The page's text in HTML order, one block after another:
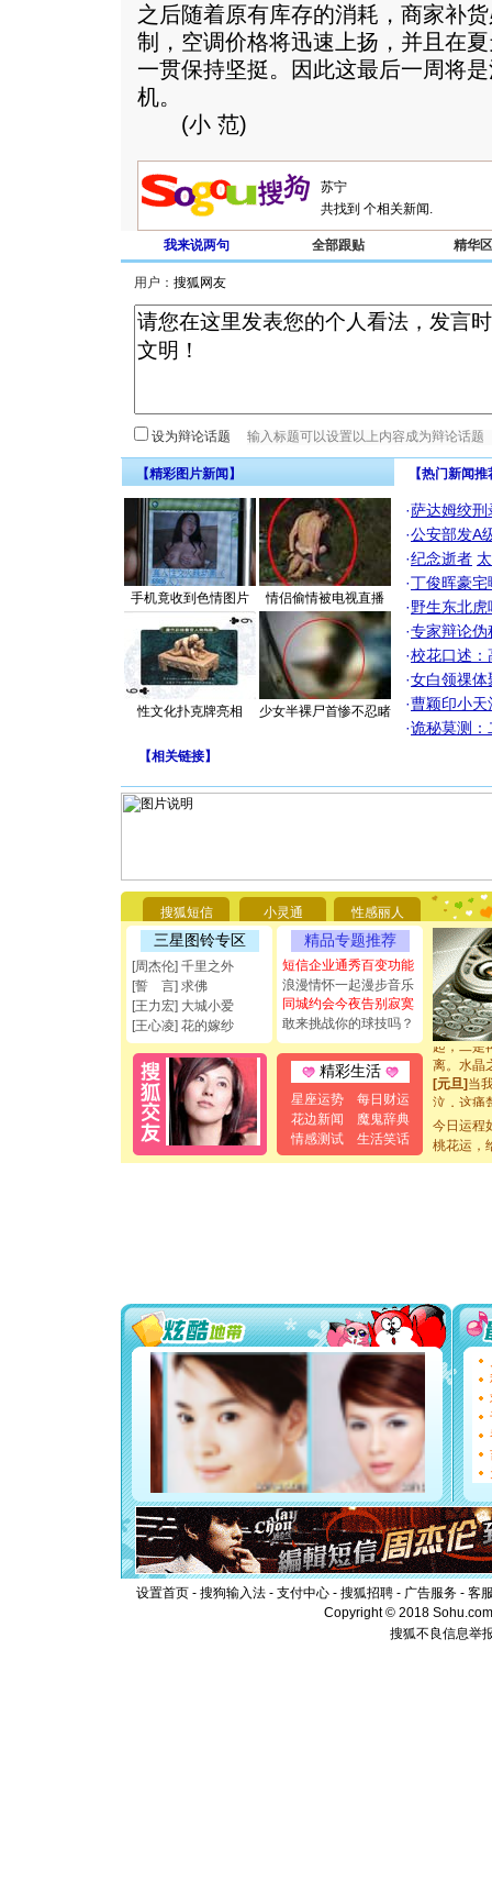
之后随着原有库存的消耗，商家补
制，空调价格将迅速上扬，并且在
一贯保持坚挺。因此这最后一周将
机。
(小 范)
共找到 个相关新闻.
我来说两句 全部跟贴 精华区
用户：
设为辩论话题
【精彩图片新闻】
手机竟收到色情图片 情侣偷情被电视直播
性文化扑克牌亮相 少女半裸尸首惨不忍睹
【热门新闻
·萨达姆绞刑
·公安部发A
·纪念逝者
·丁俊晖豪
·野生东北
·专家辩论伪
·校花口述：
·女白领祼体
·曹颖印小天
·诡秘莫测：
【相关链接】
搜狐短信 小灵通 性感丽人
三星图铃专区
[周杰伦] 千里之外
[誓 言] 求佛
[王力宏] 大城小爱
[王心凌] 花的嫁纱
精品专题推荐
短信企业通秀百变功能
浪漫情怀一起漫步音乐
同城约会今夜告别寂寞
敢来挑战你的球技吗？
精彩生活
星座运势
每日财运
花边新闻
魔鬼辞典
情感测试
生活笑话
能正大光
都要快乐
[圣诞节]
如意,快
[元旦]看
断电。爱
你是我专
[元旦]如
起；二是
离。水晶
[元旦]当
泣，这痛
[春节]风
颜！冬去
[圣诞节]
能正大光
都要快乐
[圣诞节]
如意,快
[元旦]
看
断电。
你是我
[元旦]
如
起；二
离。水
[元旦]当
泣，这痛
卖了。水
[春节]风
颜！冬去
道一声平
[春节]传
片叶子是
今日运程
桃花运，
设置首页 - 搜狗输入法 - 支付中心 - 搜狐招聘 - 广告服务 - 客
Copyright © 2018
搜狐不良信息举